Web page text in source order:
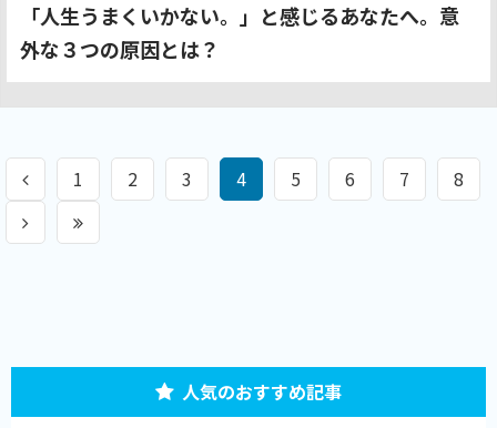
「人生うまくいかない。」と感じるあなたへ。意
外な３つの原因とは？
1 2 3 4 5 6 7 8
人気のおすすめ記事